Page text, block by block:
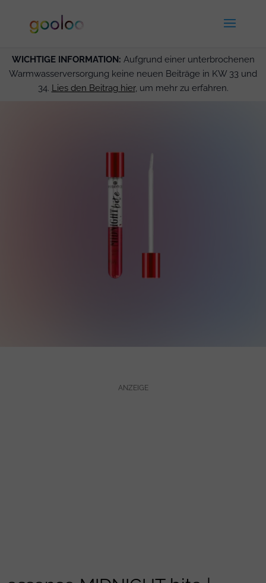
WICHTIGE INFORMATION: Aufgrund einer unterbrochenen
Warmwasserversorgung keine neuen Beiträge in KW 33 und
34. Lies den Beitrag hier, um mehr zu erfahren.